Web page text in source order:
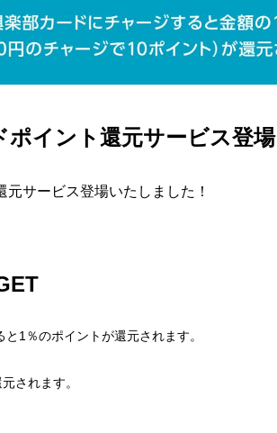
ポイント還元サービス登場
サービス登場いたしました！
1％のポイントが還元されます。
されます。